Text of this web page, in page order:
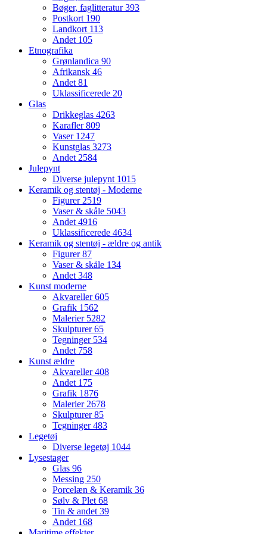
Bøger, faglitteratur393
Postkort 190
Landkort 113
Andet 105
Etnografika
Grønlandica 90
Afrikansk 46
Andet81
Uklassificerede 20
Glas
Drikkeglas 4263
Karafler809
Vaser 1247
Kunstglas 3273
Andet2584
Julepynt
Diverse julepynt 1015
Keramik og stentøj - Moderne
Figurer2519
Vaser & skåle 5043
Andet4916
Uklassificerede 4634
Keramik og stentøj - ældre og antik
Figurer87
Vaser & skåle 134
Andet348
Kunst moderne
Akvareller605
Grafik 1562
Malerier 5282
Skulpturer65
Tegninger 534
Andet 758
Kunst ældre
Akvareller408
Andet 175
Grafik 1876
Malerier2678
Skulpturer85
Tegninger483
Legetøj
Diverse legetøj 1044
Lysestager
Glas 96
Messing 250
Porcelæn & Keramik 36
Sølv & Plet68
Tin & andet39
Andet 168